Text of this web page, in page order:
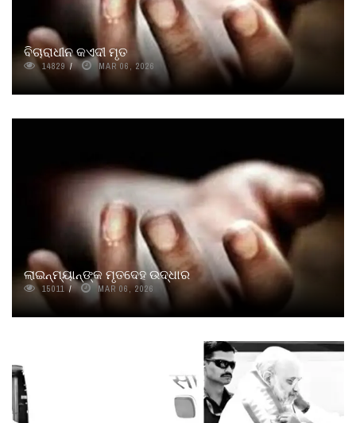
ବିଚାରାଧୀନ କଏଦୀ ମୃତ
14829 MAR 06, 2026
ଲାଇନ୍‌ମ୍ୟାନ୍‌ଙ୍କ ମୃତଦେହ ଉଦ୍ଧାର
15011 MAR 06, 2026